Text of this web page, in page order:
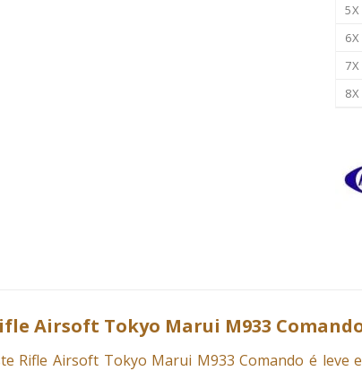
5X
6X
7X
8X
Airsoft Tokyo Marui M933
Rifle AirsoftTokyo Marui M933 Comando é leve